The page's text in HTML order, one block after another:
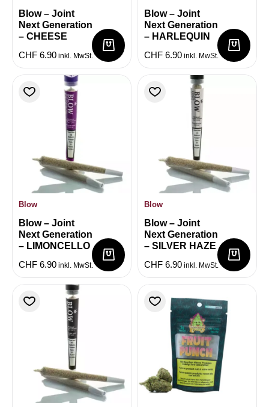
Blow – Joint
Next Generation
– CHEESE
CHF 6.90 inkl. MwSt.
Blow – Joint
Next Generation
– HARLEQUIN
CHF 6.90 inkl. MwSt.
Blow
Blow – Joint
Next Generation
– LIMONCELLO
CHF 6.90 inkl. MwSt.
Blow
Blow – Joint
Next Generation
– SILVER HAZE
CHF 6.90 inkl. MwSt.